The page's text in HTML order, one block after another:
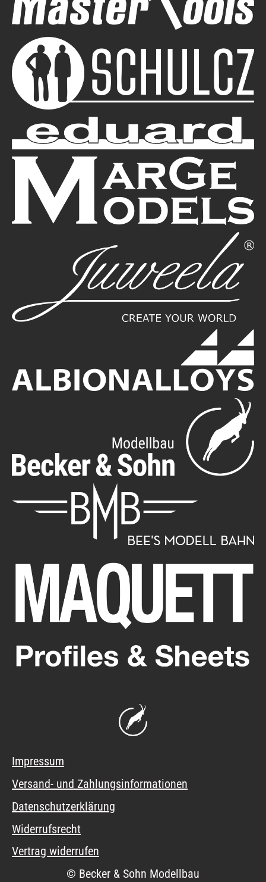
Impressum
Versand- und Zahlungsinformationen
Datenschutzerklärung
Widerrufsrecht
Vertrag widerrufen
© Becker & Sohn Modellbau